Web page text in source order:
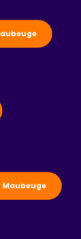
Maubeuge